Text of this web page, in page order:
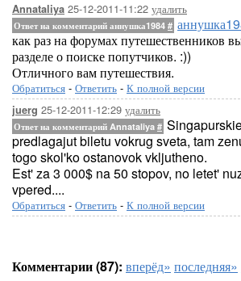
Annataliya 25-12-2011-11:22 удалить
Ответ на комментарий аннушка1984 #
как раз на форумах путешественников
разделе о поиске попутчиков. :))
Отличного вам путешествия.
Обратиться - Ответить - К полной версии
juerg 25-12-2011-12:29 удалить
Ответ на комментарий Annataliya #
predlagajut biletu vokrug sveta, tam
togo skol'ko ostanovok vkljutheno.
Est' za 3 000$ na 50 stopov, no letet'
vpered....
Обратиться - Ответить - К полной версии
Комментарии (87): вперёд» последняя»